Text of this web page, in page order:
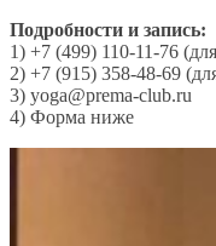
Подробности и запись:
1) +7 (499) 110-11-76
2) +7 (915) 358-48-69
3) yoga@prema-club.ru
4) Форма ниже